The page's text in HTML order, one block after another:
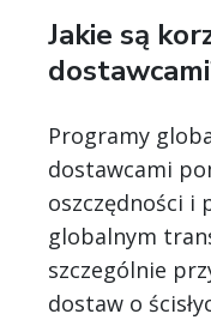
Jakie są
Programy
dostawcami
oszczędności i
globalnym
szczególnie
dostaw o